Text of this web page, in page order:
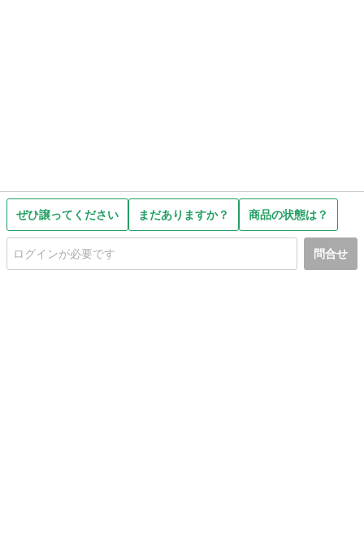
ぜひ譲ってください まだありますか？ 商品の状態は？
問合せ